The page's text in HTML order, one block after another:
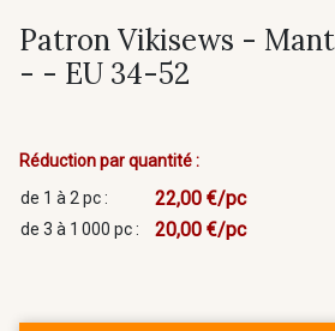
Patron Vikisews -
- - EU 34-52
Réduction par quantité :
de 1 à 2 pc :
22,00 €/pc
de 3 à 1 000 pc : 20,00 €/pc